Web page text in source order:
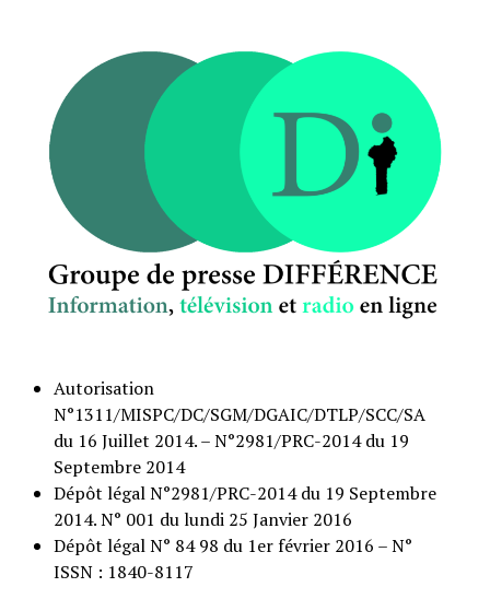
Autorisation
N°1311/MISPC/DC/SGM/DGAIC/DTLP/SCC/SA
du 16 Juillet 2014. – N°2981/PRC-2014 du 19
Septembre 2014
Dépôt légal N°2981/PRC-2014 du 19 Septembre
2014. N° 001 du lundi 25 Janvier 2016
Dépôt légal N° 84 98 du 1er février 2016 – N°
ISSN : 1840-8117